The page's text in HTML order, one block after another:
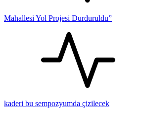
Mahallesi Yol Projesi Durduruldu”
kaderi bu sempozyumda çizilecek